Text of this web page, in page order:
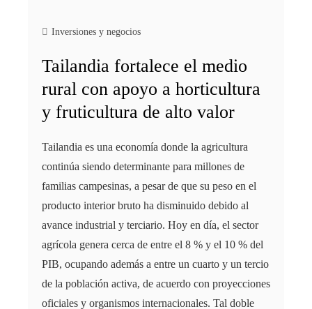
Inversiones y negocios
Tailandia fortalece el medio
rural con apoyo a horticultura
y fruticultura de alto valor
Tailandia es una economía donde la agricultura
continúa siendo determinante para millones de
familias campesinas, a pesar de que su peso en el
producto interior bruto ha disminuido debido al
avance industrial y terciario. Hoy en día, el sector
agrícola genera cerca de entre el 8 % y el 10 % del
PIB, ocupando además a entre un cuarto y un tercio
de la población activa, de acuerdo con proyecciones
oficiales y organismos internacionales. Tal doble